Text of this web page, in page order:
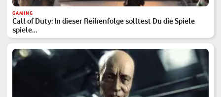
GAMING
Call of Duty: In dieser Reihenfolge solltest Du die Spiele
spiele…